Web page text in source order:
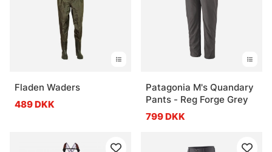
Fladen Waders
489 DKK
Patagonia M's Quandary
Pants - Reg Forge Grey
799 DKK